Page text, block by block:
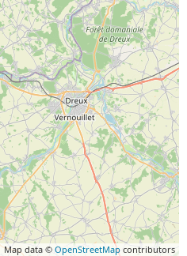
Map data © OpenStreetMap contributors